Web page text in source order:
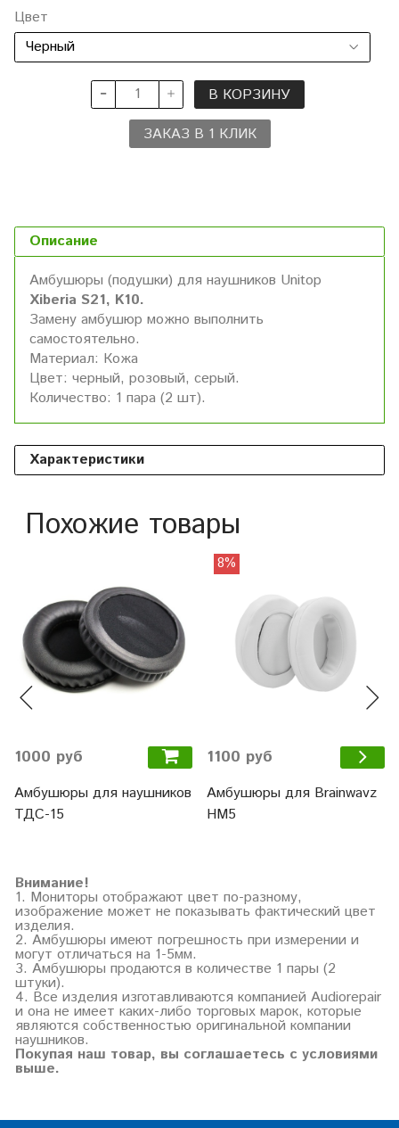
Цвет
В КОРЗИНУ
ЗАКАЗ В 1 КЛИК
Описание
Амбушюры (подушки) для наушников Unitop
Xiberia S21, K10.
Замену амбушюр можно выполнить
самостоятельно.
Материал: Кожа
Цвет: черный, розовый, серый.
Количество: 1 пара (2 шт).
Характеристики
Похожие товары
1000 руб
Амбушюры для наушников
ТДС-15
8%
1100 руб
Амбушюры для Brainwavz
HM5
Внимание!
1. Мониторы отображают цвет по-разному,
изображение может не показывать фактический цвет
изделия.
2. Амбушюры имеют погрешность при измерении и
могут отличаться на 1-5мм.
3. Амбушюры продаются в количестве 1 пары (2
штуки).
4. Все изделия изготавливаются компанией Audiorepair
и она не имеет каких-либо торговых марок, которые
являются собственностью оригинальной компании
наушников.
Покупая наш товар, вы соглашаетесь с условиями
выше.